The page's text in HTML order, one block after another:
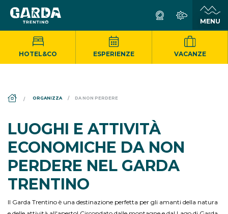
HOTEL&CO ESPERIENZE VACANZE
DS_BREADCRUMB.HOME
ORGANIZZA DA NON PERDERE
LUOGHI E ATTIVITÀ
ECONOMICHE DA NON
PERDERE NEL GARDA
TRENTINO
Il Garda Trentino è una destinazione perfetta per gli amanti della natura